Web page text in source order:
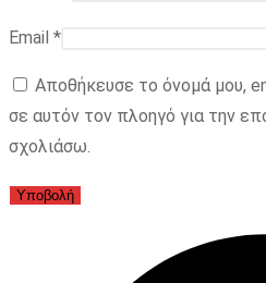
Email *
Αποθήκευσε το όνομά μου,
σε αυτόν τον πλοηγό για την
σχολιάσω.